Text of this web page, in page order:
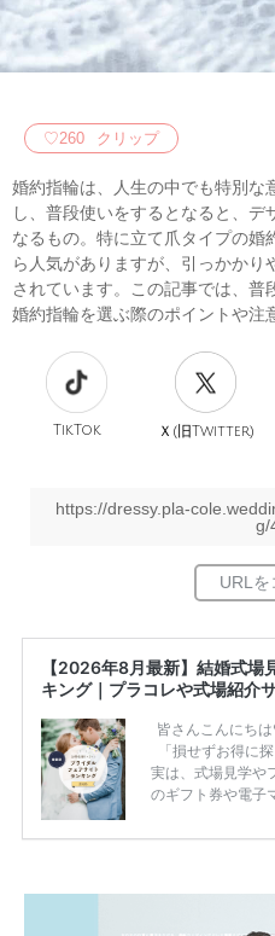
♡260 クリップ
婚約指輪は、人生の中でも特別な
し、普段使いをするとなると、デ
なるもの。特に立て爪タイプの婚
ら人気がありますが、引っかか
されています。この記事では、
婚約指輪を選ぶ際のポイントや注
TikTok Ｘ(旧Twitter)
https://dressy.pla-
g/
【2026年8月最新】結婚式場
キング｜プラコレや式場紹介
皆さんこんにち
「損せずお得に
実は、式場見学や
のギフト券や電子
ため、比較せず